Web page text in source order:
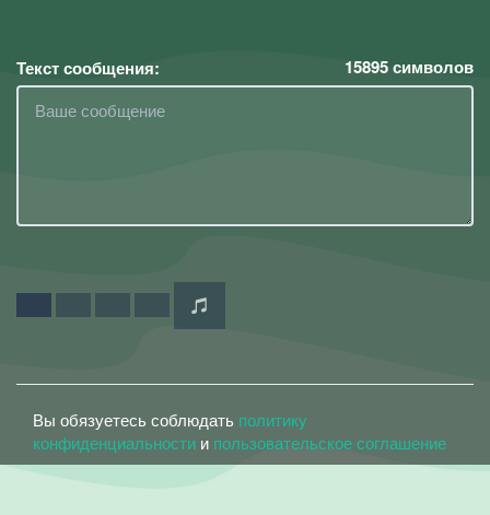
Текст сообщения: 15895символов
Вы обязуетесь соблюдать политику
конфиденциальности и пользовательское соглашение